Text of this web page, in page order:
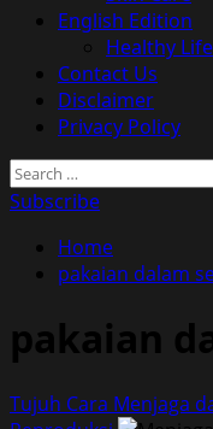
English Edition
Healthy Life
Contact Us
Disclaimer
Privacy Policy
Search
for:
Subscribe
Home
pakaian dalam
pakaian
Tujuh Cara Menjaga